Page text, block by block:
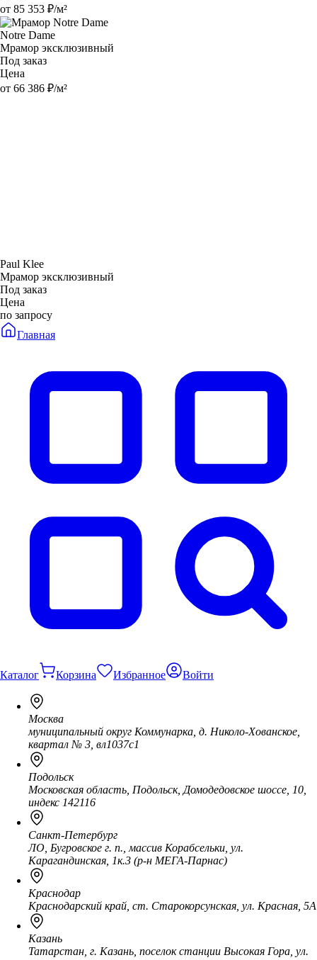
от 85 353 ₽/м²
Notre Dame
Мрамор эксклюзивный
Под заказ
Цена
от 66 386 ₽/м²
Paul Klee
Мрамор эксклюзивный
Под заказ
Цена
по запросу
Главная
Каталог Корзина Избранное Войти
Москва
муниципальный округ Коммунарка, д. Николо-Хованское,
квартал № 3, вл1037с1
Подольск
Московская область, Подольск, Домодедовское шоссе, 10,
индекс 142116
Санкт-Петербург
ЛО, Бугровское г. п., массив Корабсельки, ул.
Карагандинская, 1к.3 (р-н МЕГА-Парнас)
Краснодар
Краснодарский край, ст. Старокорсунская, ул. Красная, 5А
Казань
Татарстан, г. Казань, поселок станции Высокая Гора, ул.